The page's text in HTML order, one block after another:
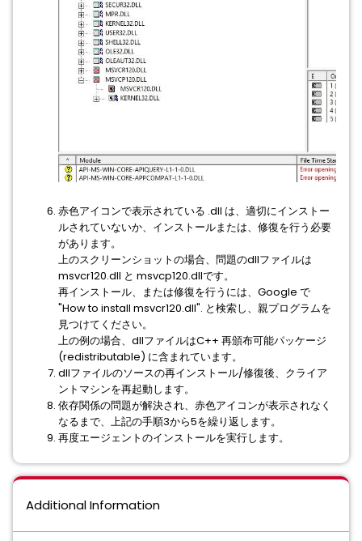
赤色アイコンで表示されている .dll は、適切にインストー
ルされていないか、インストールまたは、修復を行う必要
があります。
上のスクリーンショットの場合、問題のdllファイルは
msvcr120.dll と msvcp120.dllです。
再インストール、または修復を行うには、Google で
"How to install msvcr120.dll". と検索し、親プログラムを
見つけてください。
上の例の場合、dllファイルはC++ 再頒布可能パッケージ
(redistributable) に含まれています。
dllファイルのソースの再インストール/修復後、クライア
ントマシンを再起動します。
依存関係の問題が解決され、赤色アイコンが表示されなく
なるまで、上記の手順3から5を繰り返します。
再度エージェントのインストールを実行します。
Additional Information